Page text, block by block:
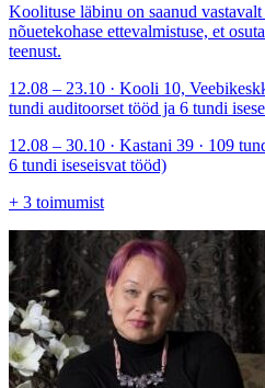
Koolituse läbinu on saanud
nõuetekohase ettevalmistuse, et
teenust.
12.08 – 23.10 · Kooli 10,
tundi auditoorset tööd ja 6 tundi
12.08 – 30.10 · Kastani 39 · 109
6 tundi iseseisvat tööd)
+ 3 toimumist